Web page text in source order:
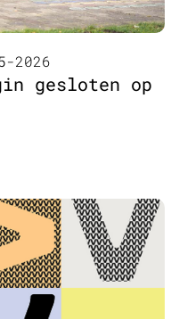
2026
gesloten op